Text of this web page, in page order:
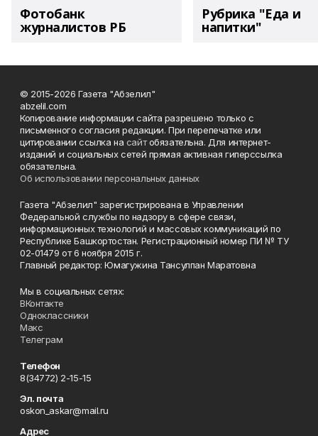
Фотобанк
журналистов РБ
Рубрика "Еда и
напитки"
© 2015-2026 Газета "Абзелил"
abzelil.com
Копирование информации сайта разрешено только с
письменного согласия редакции. При перепечатке или
цитировании ссылка на сайтобязательна. Для интернет-
изданий и социальных сетей прямая активная гиперссылка
обязательна.
Об использовании персональных данных
Газета "Абзелил" зарегистрирована в Управлении
Федеральной службы по надзору в сфере связи,
информационных технологий и массовых коммуникаций по
Республике Башкортостан. Регистрационный номер ПИ № ТУ
02-01479 от 6 ноября 2015 г.
Главный редактор: Юмагужина Тансулпан Маратовна
Мы в социальных сетях:
ВКонтакте
Одноклассники
Макс
Телеграм
Телефон
8(34772) 2-15-15
Эл. почта
oskon_askar@mail.ru
Адрес